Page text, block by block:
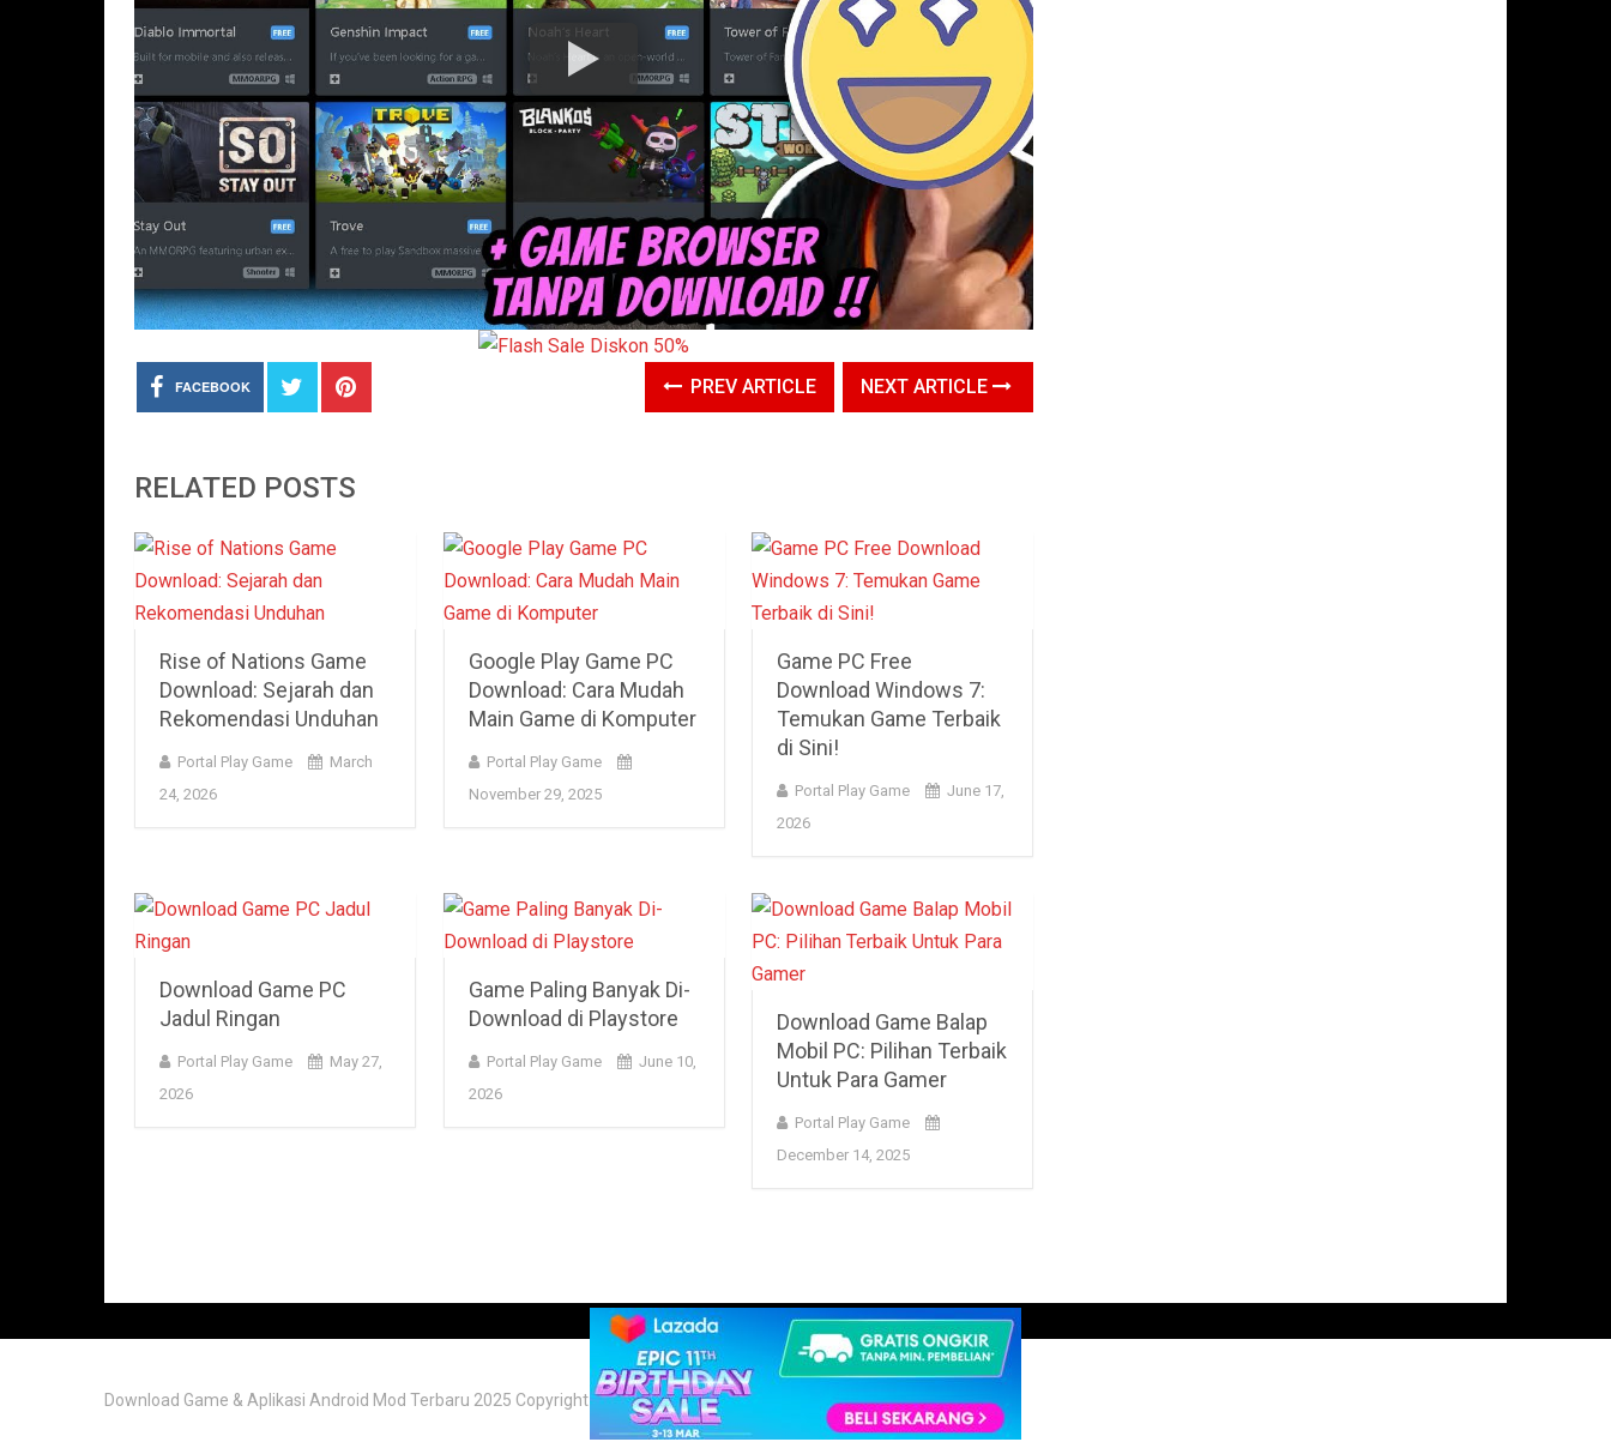
FACEBOOK PREV ARTICLE NEXT ARTICLE
RELATED POSTS
Rise of Nations Game
Download: Sejarah dan
Rekomendasi Unduhan
Portal Play Game
March
24, 2026
Google Play Game PC
Download: Cara Mudah
Main Game di Komputer
Portal Play Game
November 29, 2025
Game PC Free
Download Windows 7:
Temukan Game Terbaik
di Sini!
Portal Play Game
June 17,
2026
Download Game PC
Jadul Ringan
Portal Play Game
May 27,
2026
Game Paling Banyak Di-
Download di Playstore
Portal Play Game
June 10,
2026
Download Game Balap
Mobil PC: Pilihan Terbaik
Untuk Para Gamer
Portal Play Game
December 14, 2025
Download Game & Aplikasi Android Mod Terbaru 2025 Copyright © 2026. Theme byPortalplaygame.com